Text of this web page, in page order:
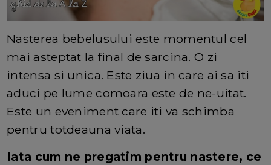
Nasterea bebelusului este momentul cel
mai asteptat la final de sarcina. O zi
intensa si unica. Este ziua in care ai sa iti
aduci pe lume comoara este de ne-uitat.
Este un eveniment care iti va schimba
pentru totdeauna viata.
Iata cum ne pregatim pentru nastere, ce